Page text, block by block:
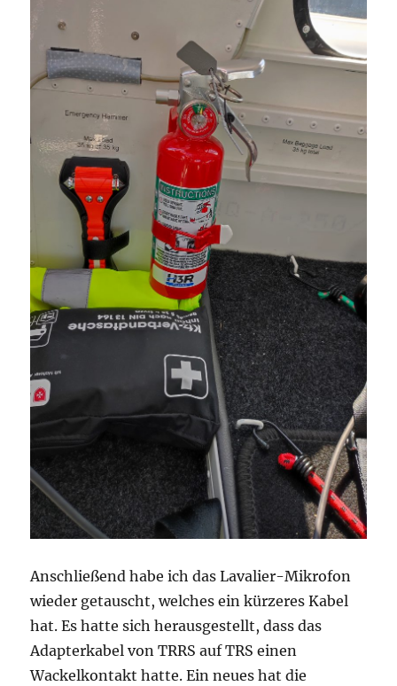
Anschließend habe ich das Lavalier-Mikrofon
wieder getauscht, welches ein kürzeres Kabel
hat. Es hatte sich herausgestellt, dass das
Adapterkabel von TRRS auf TRS einen
Wackelkontakt hatte. Ein neues hat die